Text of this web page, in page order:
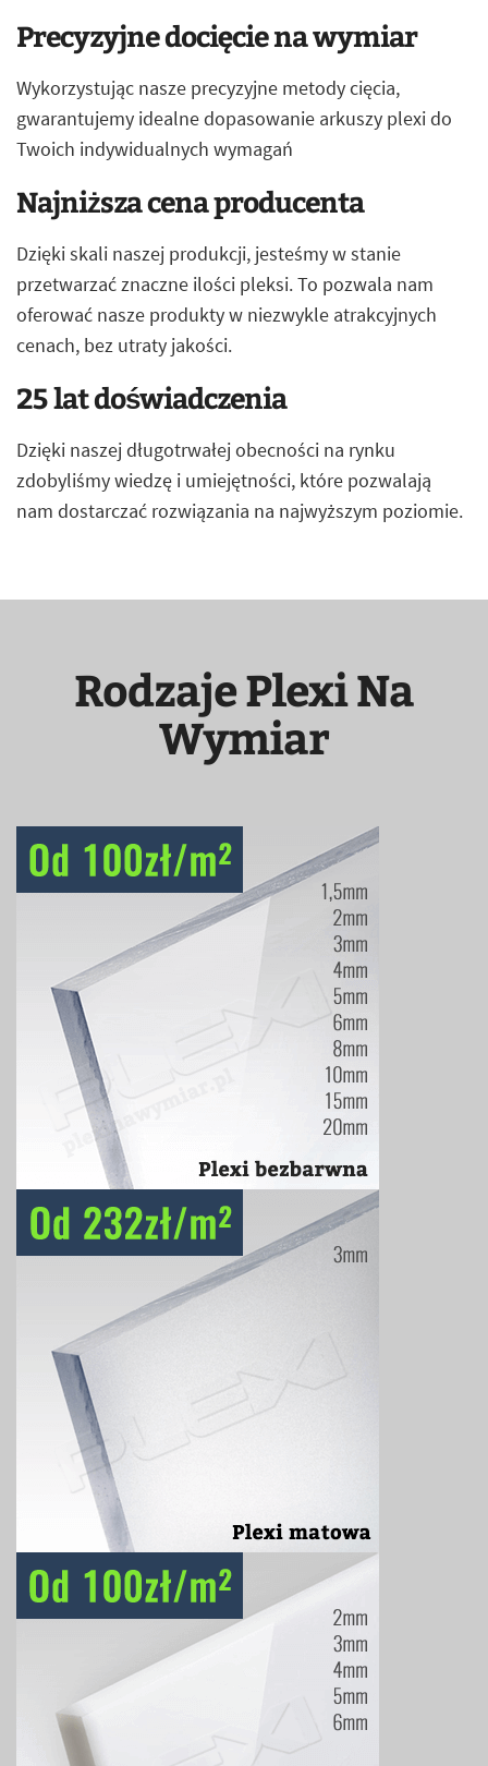
Precyzyjne docięcie na wymiar
Wykorzystując nasze precyzyjne metody cięcia,
gwarantujemy idealne dopasowanie arkuszy plexi do
Twoich indywidualnych wymagań
Najniższa cena producenta
Dzięki skali naszej produkcji, jesteśmy w stanie
przetwarzać znaczne ilości pleksi. To pozwala nam
oferować nasze produkty w niezwykle atrakcyjnych
cenach, bez utraty jakości.
25 lat doświadczenia
Dzięki naszej długotrwałej obecności na rynku
zdobyliśmy wiedzę i umiejętności, które pozwalają
nam dostarczać rozwiązania na najwyższym poziomie.
Rodzaje Plexi Na
Wymiar